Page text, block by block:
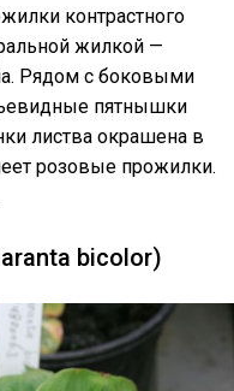
контрастного
жилкой —
Рядом с боковыми
пятнышки
листва окрашена в
розовые прожилки.
bicolor)